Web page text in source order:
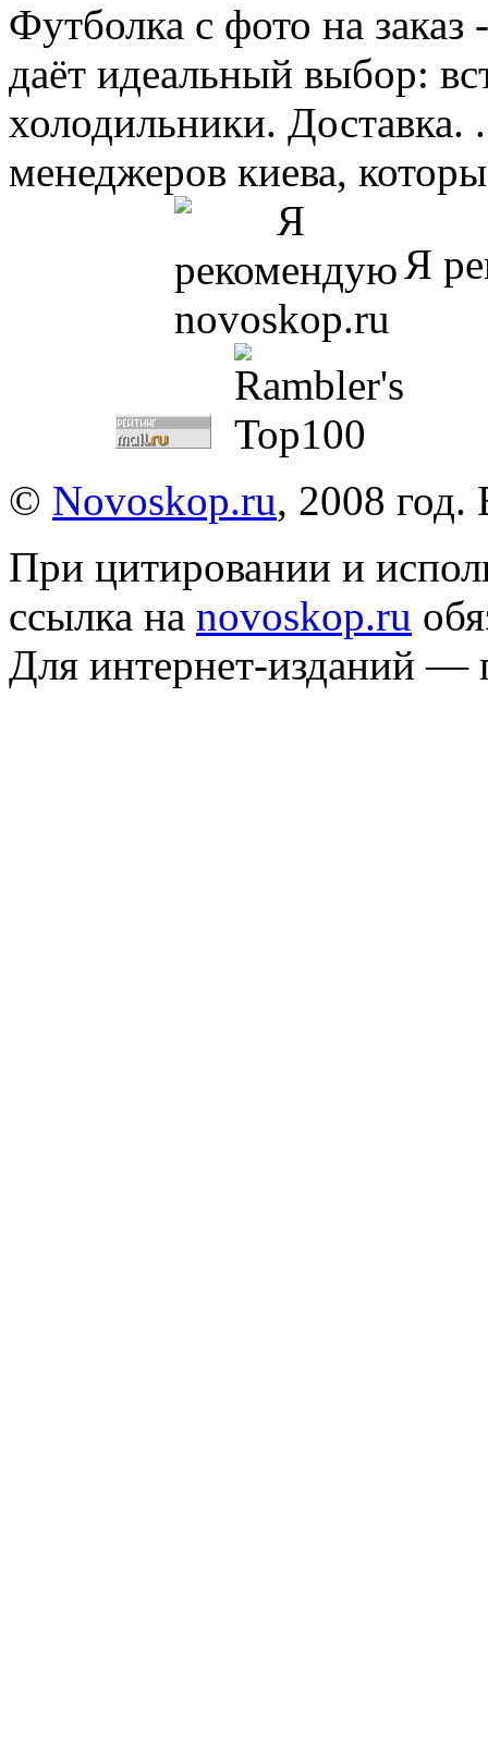
Футболка с фото на
даёт идеальный выбор:
холодильники.
менеджеров киева,
Я
© Novoskop.ru, 2008
При цитировании и
ссылка на novoskop.ru
Для интернет-изданий —